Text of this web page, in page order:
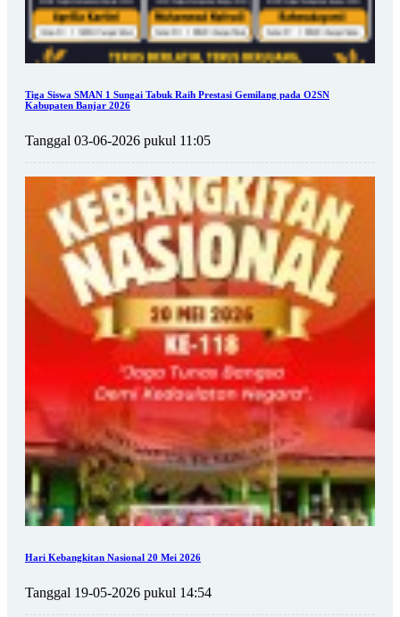
Tiga Siswa SMAN 1 Sungai Tabuk Raih Prestasi Gemilang pada O2SN
Kabupaten Banjar 2026
Tanggal 03-06-2026 pukul 11:05
Hari Kebangkitan Nasional 20 Mei 2026
Tanggal 19-05-2026 pukul 14:54